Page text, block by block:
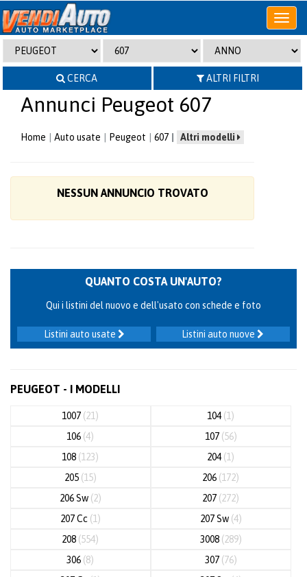
Apri
o
chiudi
menu
CERCA
ALTRI FILTRI
Annunci Peugeot 607
Home Auto usate Peugeot 607 Altri modelli
NESSUN ANNUNCIO TROVATO
QUANTO COSTA UN'AUTO?
Qui i listini del nuovo e dell'usato con schede e foto
Listini auto nuove
Listini auto usate
PEUGEOT - I MODELLI
1007 (21) 104(1)
106 (4) 107 (56)
108 (123) 204(1)
205 (15) 206 (172)
206 Sw (2) 207 (272)
207 Cc (1) 207 Sw (4)
208 (554) 3008 (289)
306 (8) 307 (76)